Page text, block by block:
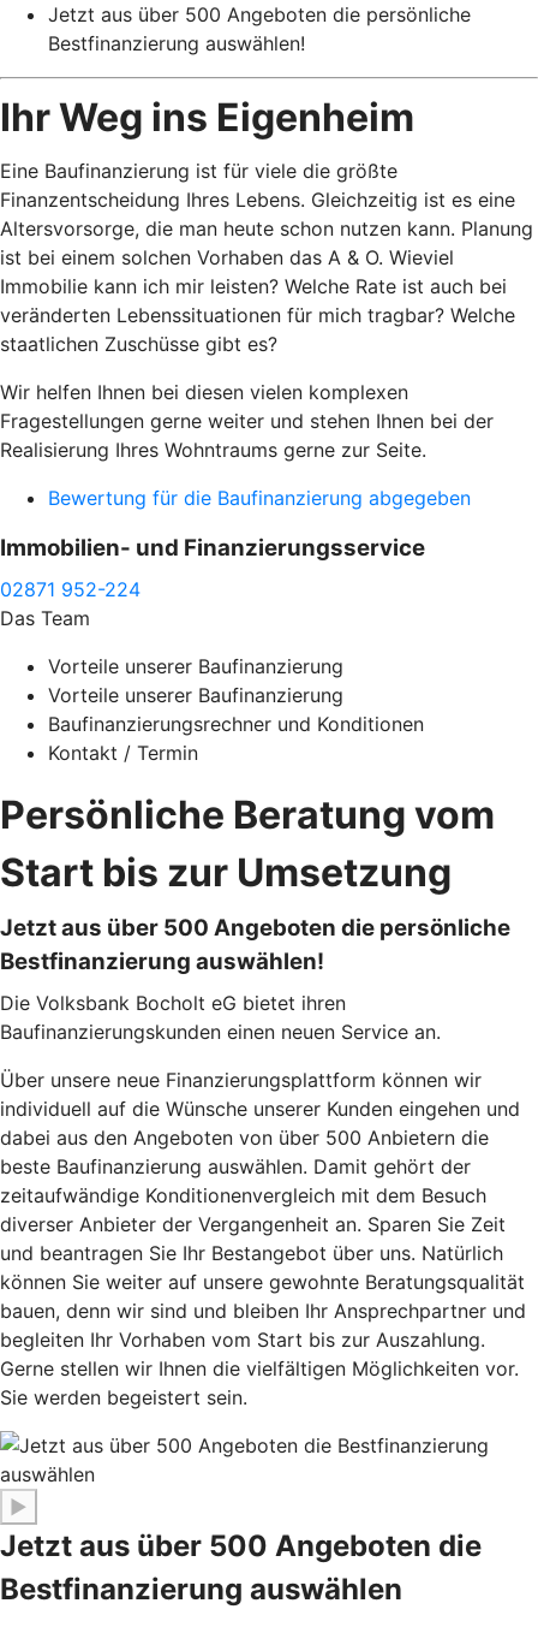
Jetzt aus über 500 Angeboten die persönliche
Bestfinanzierung auswählen!
Ihr Weg ins Eigenheim
Eine Baufinanzierung ist für viele die größte
Finanzentscheidung Ihres Lebens. Gleichzeitig ist es eine
Altersvorsorge, die man heute schon nutzen kann. Planung
ist bei einem solchen Vorhaben das A & O. Wieviel
Immobilie kann ich mir leisten? Welche Rate ist auch bei
veränderten Lebenssituationen für mich tragbar? Welche
staatlichen Zuschüsse gibt es?
Wir helfen Ihnen bei diesen vielen komplexen
Fragestellungen gerne weiter und stehen Ihnen bei der
Realisierung Ihres Wohntraums gerne zur Seite.
Bewertung für die Baufinanzierung abgegeben
Immobilien- und Finanzierungsservice
02871 952-224
Das Team
Vorteile unserer Baufinanzierung
Vorteile unserer Baufinanzierung
Baufinanzierungsrechner und Konditionen
Kontakt / Termin
Persönliche Beratung vom
Start bis zur Umsetzung
Jetzt aus über 500 Angeboten die persönliche
Bestfinanzierung auswählen!
Die Volksbank Bocholt eG bietet ihren
Baufinanzierungskunden einen neuen Service an.
Über unsere neue Finanzierungsplattform können wir
individuell auf die Wünsche unserer Kunden eingehen und
dabei aus den Angeboten von über 500 Anbietern die
beste Baufinanzierung auswählen. Damit gehört der
zeitaufwändige Konditionenvergleich mit dem Besuch
diverser Anbieter der Vergangenheit an. Sparen Sie Zeit
und beantragen Sie Ihr Bestangebot über uns. Natürlich
können Sie weiter auf unsere gewohnte Beratungsqualität
bauen, denn wir sind und bleiben Ihr Ansprechpartner und
begleiten Ihr Vorhaben vom Start bis zur Auszahlung.
Gerne stellen wir Ihnen die vielfältigen Möglichkeiten vor.
Sie werden begeistert sein.
▶
Jetzt aus über 500 Angeboten die
Bestfinanzierung auswählen